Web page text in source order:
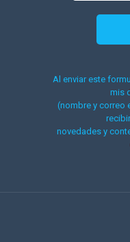
Al enviar este
mis
(nombre y correo
novedades y